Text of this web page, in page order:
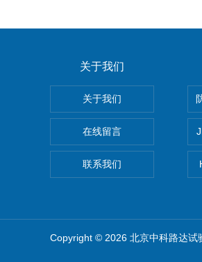
关于我们
关于我们
在线留言
联系我们
Copyright © 2026 北京中科路达试